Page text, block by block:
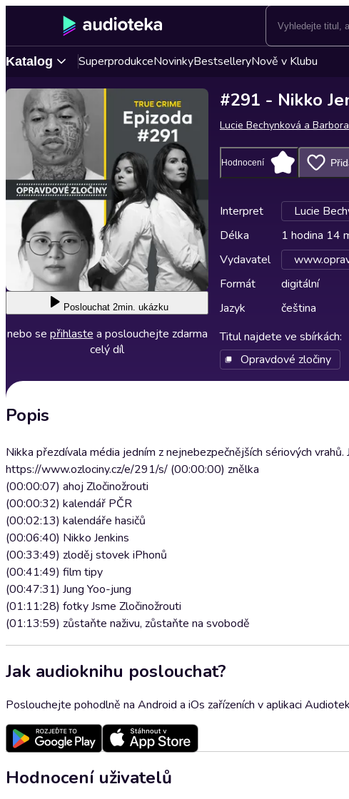
Katalog SuperprodukceNovinkyBestselleryNově v Klubu
Poslouchat 2min. ukázku
nebo se přihlaste a poslouchejte zdarma
celý díl
#291 - Nikko
Lucie Bechynková a
Hodnocení
Interpret
Lucie
Délka
1 hodina 14
Vydavatel
Formát
digitální
Jazyk
čeština
Titul najdete ve sbírkách:
Opravdové zločiny
Popis
Nikka přezdívala média jedním z nejnebezpečnějších sériových
https://www.ozlociny.cz/e/291/s/ (00:00:00) znělka
(00:00:07) ahoj Zločinožrouti
(00:00:32) kalendář PČR
(00:02:13) kalendáře hasičů
(00:06:40) Nikko Jenkins
(00:33:49) zloděj stovek iPhonů
(00:41:49) film tipy
(00:47:31) Jung Yoo-jung
(01:11:28) fotky Jsme Zločinožrouti
(01:13:59) zůstaňte naživu, zůstaňte na svobodě
Jak audioknihu poslouchat?
Poslouchejte pohodlně na Android a iOs zařízeních v aplikaci
Hodnocení uživatelů